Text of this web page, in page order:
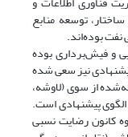
توسعه منابع
بوده‌اند.
و فیش‌برداری بوده
نیز سعی شده
از سوی (لاوشه،
الگوی پیشنهادی است.
کانون رضایت نسبی